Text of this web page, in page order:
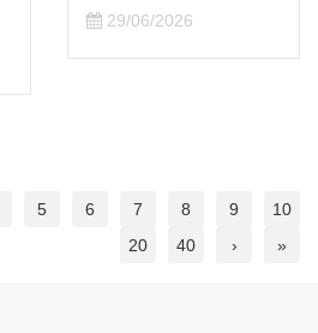
29/06/2026
5 6 7 8 9
10
20
40 › »